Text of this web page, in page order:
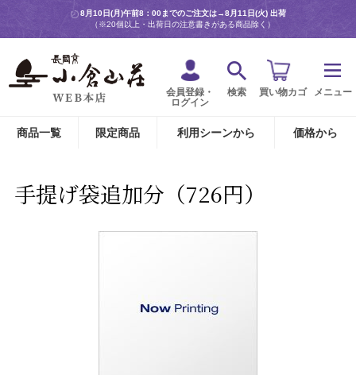
8月10日(月)午前8：00までのご注文は→8月11日(火) 出荷
（※20個以上・出荷日の注意書きがある商品除く）
会員登録・
ログイン
検索 買い物カゴ メニュー
商品一覧 限定商品 利用シーンから 価格から
手提げ袋追加分（726円）